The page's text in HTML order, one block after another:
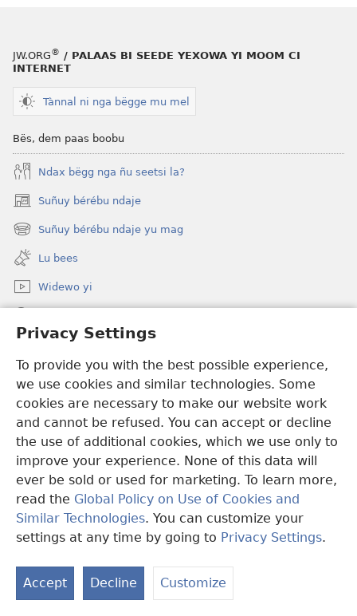
Privacy Settings
To provide you with the best possible experience,
we use cookies and similar technologies. Some
cookies are necessary to make our website work
and cannot be refused. You can accept or decline
the use of additional cookies, which we use only to
improve your experience. None of this data will
ever be sold or used for marketing. To learn more,
read the Global Policy on Use of Cookies and
Similar Technologies. You can customize your
settings at any time by going to Privacy Settings.
Accept Decline Customize
dëgg-dëgg-
JW.ORG® / PALAAS BI SEEDE YEXOWA YI MOOM CI
INTERNET
Tànnal ni nga bëgge mu mel
Bës, dem paas boobu
Ndax bëgg nga ñu seetsi la?
Suñuy bérébu ndaje
(opens
new
window)
Suñuy bérébu ndaje yu mag
(opens
new
window)
Lu bees
Widewo yi
(opens
window)
Watchtower TÉERE YI AM CI SUÑU PALAAS CI INTERNET
(opens
new
window)JW Hub
(opens
new
window)
Copyright© 2026 Watch Tower Bible and Tract Society of Pennsylvania.
CONDITIONS D’UTILISATION|RÈGLES DE CONFIDENTIALITÉ
PRIVACY SETTINGS